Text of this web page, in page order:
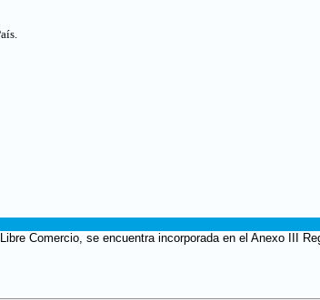
Comercio, se encuentra incorporada en el Anexo III